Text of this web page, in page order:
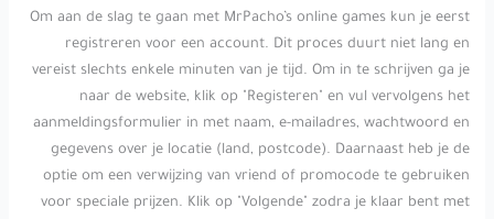
Om aan de slag te gaan met MrPacho’s online games kun je eerst
registreren voor een account. Dit proces duurt niet lang en
vereist slechts enkele minuten van je tijd. Om in te schrijven ga je
naar de website, klik op "Registeren" en vul vervolgens het
aanmeldingsformulier in met naam, e-mailadres, wachtwoord en
gegevens over je locatie (land, postcode). Daarnaast heb je de
optie om een verwijzing van vriend of promocode te gebruiken
voor speciale prijzen. Klik op "Volgende" zodra je klaar bent met